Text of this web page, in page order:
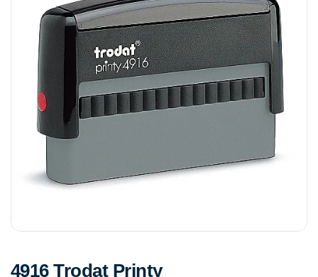
4916 Trodat Printy